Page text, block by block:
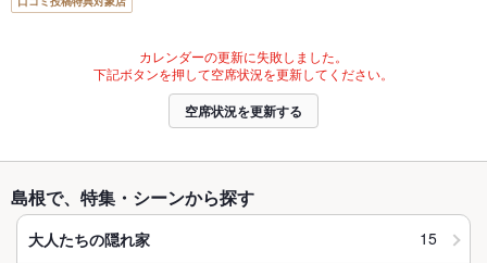
カレンダーの更新に失敗しました。
下記ボタンを押して空席状況を更新してください。
空席状況を更新する
島根で、特集・シーンから探す
大人たちの隠れ家 15